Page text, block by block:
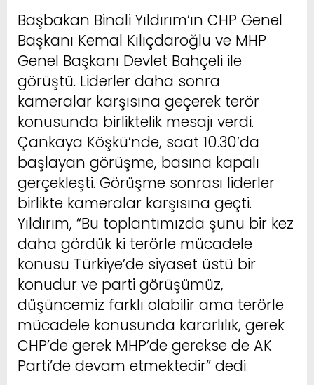
Başbakan Binali Yıldırım’ın CHP Genel
Başkanı Kemal Kılıçdaroğlu ve MHP
Genel Başkanı Devlet Bahçeli ile
görüştü. Liderler daha sonra
kameralar karşısına geçerek terör
konusunda birliktelik mesajı verdi.
Çankaya Köşkü’nde, saat 10.30’da
başlayan görüşme, basına kapalı
gerçekleşti. Görüşme sonrası liderler
birlikte kameralar karşısına geçti.
Yıldırım, “Bu toplantımızda şunu bir kez
daha gördük ki terörle mücadele
konusu Türkiye’de siyaset üstü bir
konudur ve parti görüşümüz,
düşüncemiz farklı olabilir ama terörle
mücadele konusunda kararlılık, gerek
CHP’de gerek MHP’de gerekse de AK
Parti’de devam etmektedir” dedi